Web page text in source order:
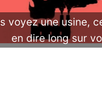
voyez une usine,
en dire long sur